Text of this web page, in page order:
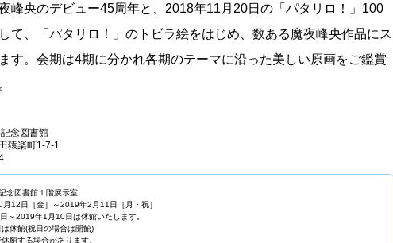
峰央のデビュー45周年と、2018年11月20日の「パタリロ！」100
て、「パタリロ！」のトビラ絵をはじめ、数ある魔夜峰央作品にス
す。会期は4期に分かれ各期のテーマに沿った美しい原画をご鑑賞
念図書館
猿楽町1-7-1
念図書館１階展示室
12日［金］～2019年2月11日［月・祝］
～2019年1月10日は休館いたします。
休館(祝日の場合は開館)
館する場合があります。